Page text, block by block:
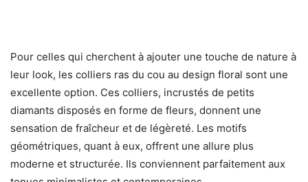
Pour celles qui cherchent à ajouter une touche de nature à
leur look, les colliers ras du cou au design floral sont une
excellente option. Ces colliers, incrustés de petits
diamants disposés en forme de fleurs, donnent une
sensation de fraîcheur et de légèreté. Les motifs
géométriques, quant à eux, offrent une allure plus
moderne et structurée. Ils conviennent parfaitement aux